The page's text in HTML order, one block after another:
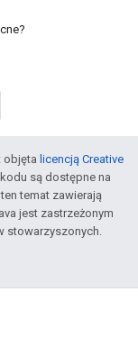
objęta licencją Creative
kodu są dostępne na
temat zawierają
jest zastrzeżonym
stowarzyszonych.